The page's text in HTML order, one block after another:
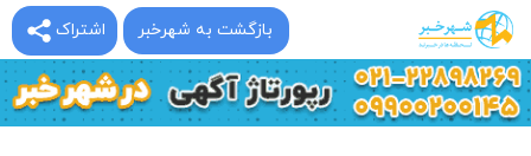
اشتراک بازگشت به شهرخبر